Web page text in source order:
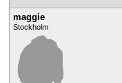
maggie
Stockholm